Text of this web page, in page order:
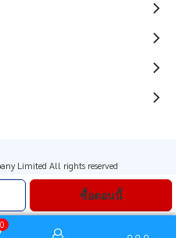
Limited All rights reserved
ซื้อตอนนี้
0